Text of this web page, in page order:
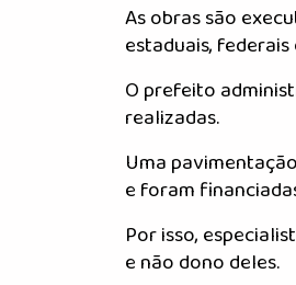
As obras são
estaduais,
O prefeito
realizadas.
Uma
e foram
Por isso,
e não dono deles.